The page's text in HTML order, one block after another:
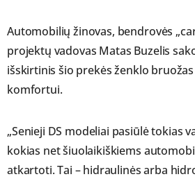
Automobilių žinovas, bendrovės
projektų vadovas Matas Buzelis
išskirtinis šio prekės ženklo
komfortui.
„Senieji DS modeliai pasiūlė tokias
kokias net šiuolaikiškiems
atkartoti. Tai – hidraulinės arba